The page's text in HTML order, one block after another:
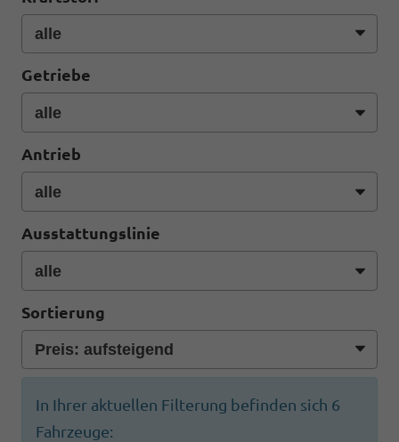
Getriebe
Antrieb
Ausstattungslinie
Sortierung
In Ihrer aktuellen Filterung befinden sich 6
Fahrzeuge: